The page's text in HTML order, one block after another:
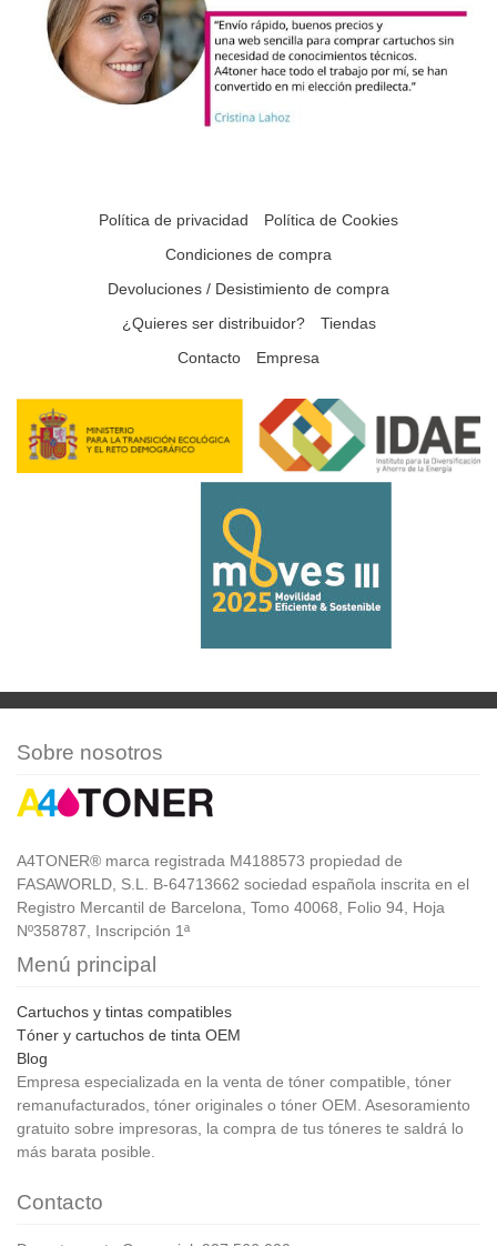
Política de privacidad
Política de Cookies
Condiciones de compra
Devoluciones / Desistimiento de compra
¿Quieres ser distribuidor?
Tiendas
Contacto
Empresa
Sobre nosotros
A4TONER® marca registrada M4188573 propiedad de
FASAWORLD, S.L. B-64713662 sociedad española inscrita en el
Registro Mercantil de Barcelona, Tomo 40068, Folio 94, Hoja
Nº358787, Inscripción 1ª
Menú principal
Cartuchos y tintas compatibles
Tóner y cartuchos de tinta OEM
Blog
Empresa especializada en la venta de tóner compatible, tóner
remanufacturados, tóner originales o tóner OEM. Asesoramiento
gratuito sobre impresoras, la compra de tus tóneres te saldrá lo
más barata posible.
Contacto